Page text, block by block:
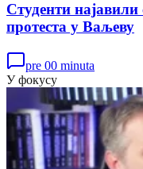
Студенти
протеста у Ваљеву
pre 00 minuta
У фокусу